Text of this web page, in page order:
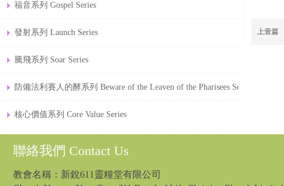
福音系列 Gospel Series
發射系列 Launch Series
騰飛系列 Soar Series
防備法利賽人的酵系列 Beware of the Leaven of the Pharisees Series
核心價值系列 Core Value Series
上壹篇
聯絡我們 Contact Us
教會名稱：新銳611靈糧堂有限公司